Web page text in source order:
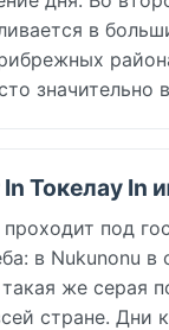
в
значительно
Токелау In
под
в Nukunonu в
же серая
стране. Дни